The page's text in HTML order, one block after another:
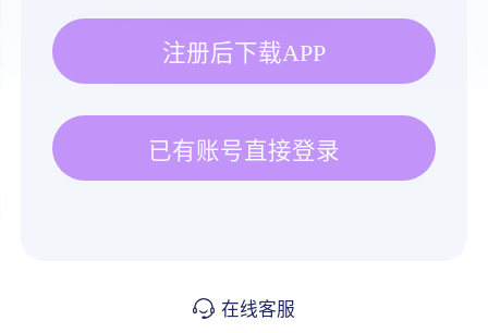
注册后下载APP
已有账号直接登录
在线客服